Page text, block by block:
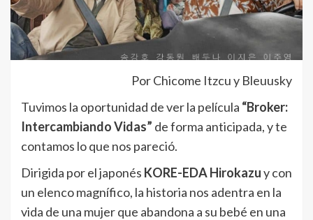
Por Chicome Itzcu y Bleuusky
Tuvimos la oportunidad de ver la película “Broker:
Intercambiando Vidas” de forma anticipada, y te
contamos lo que nos pareció.
Dirigida por el japonés KORE-EDA Hirokazuy con
un elenco magnífico, la historia nos adentra en la
vida de una mujer que abandona a su bebé en una